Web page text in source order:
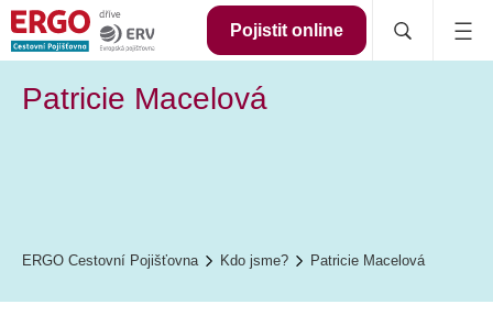
Pojistit online
Patricie Macelová
ERGO Cestovní Pojišťovna Kdo jsme? Patricie Macelová